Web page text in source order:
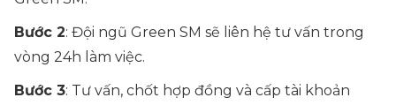
Bước 2: Đội ngũ Green SM sẽ liên hệ tư vấn trong
vòng 24h làm việc.
Bước 3: Tư vấn, chốt hợp đồng và cấp tài khoản